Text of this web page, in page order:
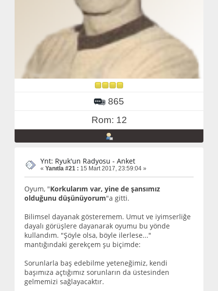
865
Rom: 12
Ynt: Ryuk'un Radyosu - Anket
« Yanıtla #21 : 15 Mart 2017, 23:59:04 »
Oyum, "Korkularım var, yine de şansımız
olduğunu düşünüyorum"a gitti.
Bilimsel dayanak gösteremem. Umut ve iyimserliğe
dayalı görüşlere dayanarak oyumu bu yönde
kullandım. "Şöyle olsa, böyle ilerlese..."
mantığındaki gerekçem şu biçimde:
Sorunlarla baş edebilme yeteneğimiz, kendi
başımıza açtığımız sorunların da üstesinden
gelmemizi sağlayacaktır.